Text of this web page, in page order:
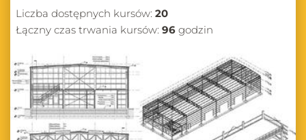
Liczba dostępnych kursów: 20
Łączny czas trwania kursów: 96 godzin